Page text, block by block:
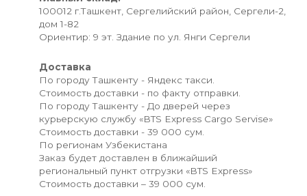
100012 г.Ташкент, Сергелийский район, Сергели-2,
дом 1-82
Ориентир: 9 эт. Здание по ул. Янги Сергели
Доставка
По городу Ташкенту - Яндекс такси.
Стоимость доставки - по факту отправки.
По городу Ташкенту - До дверей через
курьерскую службу «BTS Express Cargo Servise»
Стоимость доставки - 39 000 сум.
По регионам Узбекистана
Заказ будет доставлен в ближайший
региональный пункт отгрузки «BTS Express»
Стоимость доставки – 39 000 сум.